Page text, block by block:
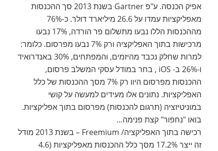
אפיק הכנסה. ע"פ Gartner בשנת 2013 סך ההכנסות
מאפליקציות עמדו על 26.6 מיליארד דולר. כ-76%
מההכנסות הללו נבעו מתשלום פר הורדה, 17% נבעו
מרכישות בתוך האפליקציה ורק 7% נבעו מפרסום. כלומר:
למרות שחלק נכבד מהיזמים, והמפתחים, 30% באנדרואיד
ו-26% ב- iOS , בחר במודל עסקי המשלב פרסום,
ההכנסות מפרסום היוו רק 7% מסך ההכנסות של כלל
האפליקציות. נתונים אלו מעידים למעשה על קושי
במוניטיזציה (תרגום להכנסות) מפרסום בתוך אפליקציות.
בואו "נחפור" קצת פנימה…
רכישה בתוך האפליקציה/ Freemium – בשנת 2013 מודל
זה ייצר 17.2% מסך כלל ההכנסות מאפליקציות (4.6